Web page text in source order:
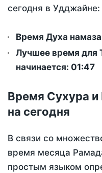
сегодня в Удджайне:
Время Духа
Лучшее время для
начинается: 01:47
Время Сухура
на сегодня
В связи со
время месяца
простым языком